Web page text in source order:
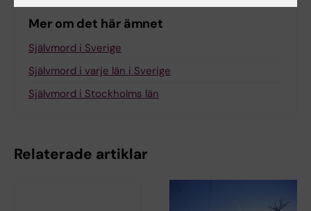
Mer om det här ämnet
Självmord i Sverige
Självmord i varje län i Sverige
Självmord i Stockholms län
Relaterade artiklar